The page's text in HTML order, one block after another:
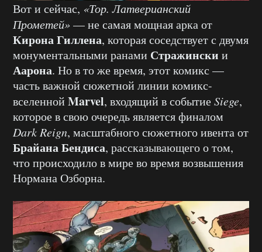
Вот и сейчас, «Тор. Латверианский
Прометей»— не самая мощная арка от
Кирона Гиллена, которая соседствует с двумя
монументальными ранами Стражински и
Аарона. Но в то же время, этот комикс —
часть важной сюжетной линии комикс-
вселенной Marvel, входящий в событиеSiege,
которое в свою очередь является финалом
Dark Reign, масштабного сюжетного ивента от
Брайана Бендиса, рассказывающего о том,
что происходило в мире во время возвышения
Нормана Озборна.